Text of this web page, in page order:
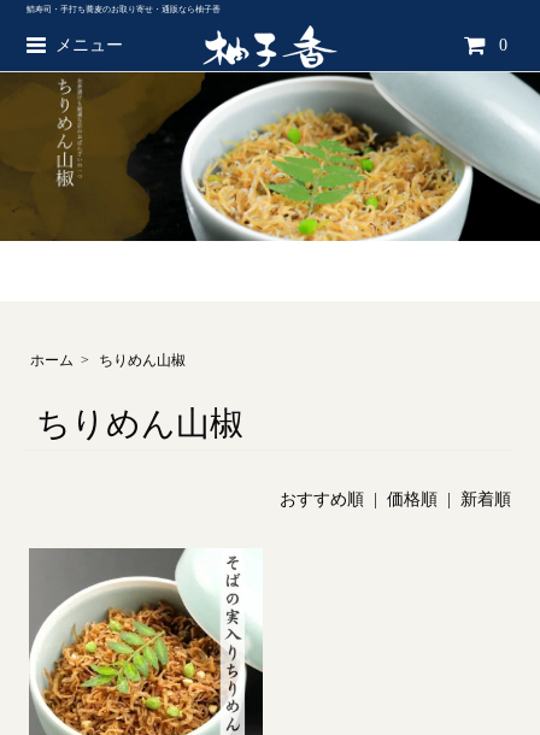
メニュー
鯖寿司・手打ち蕎麦のお取り寄せ・通販なら柚子香
0
ホーム > ちりめん山椒
ちりめん山椒
おすすめ順| 価格順 | 新着順